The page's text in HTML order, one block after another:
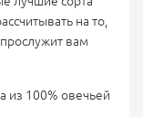
на то,
вам
из 100% овечьей